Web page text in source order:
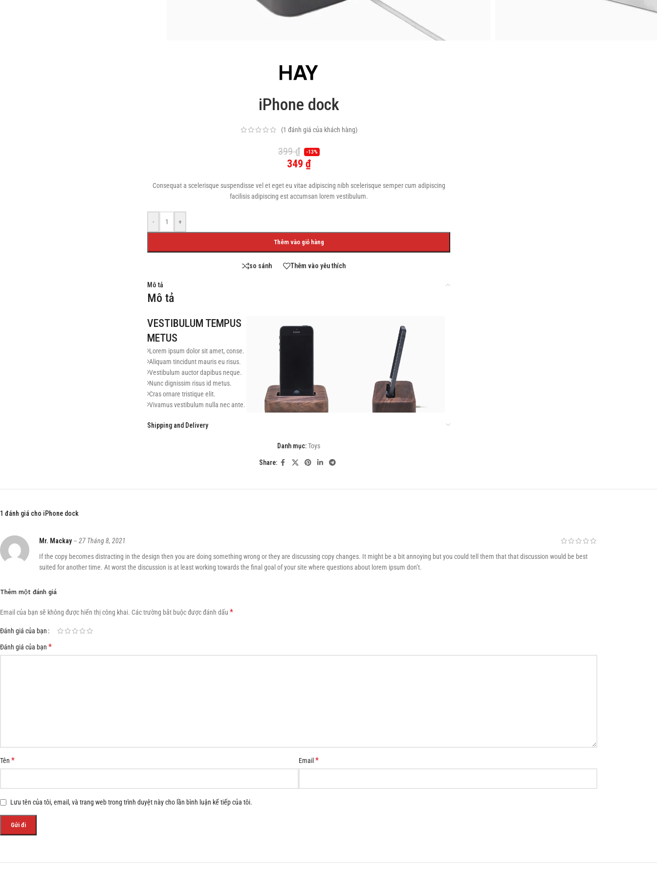
Load more button
iPhone dock
(1 đánh giá của khách hàng)
399₫ -13%
349 ₫
Consequat a scelerisque suspendisse vel et eget eu vitae adipiscing nibh scelerisque semper cum adipiscing
facilisis adipiscing est accumsan lorem vestibulum.
- +
Thêm vào giỏ hàng
so sánh Thêm vào yêu thích
Mô tả
Mô tả
VESTIBULUM TEMPUS
METUS
Lorem ipsum dolor sit amet, conse.
Aliquam tincidunt mauris eu risus.
Vestibulum auctor dapibus neque.
Nunc dignissim risus id metus.
Cras ornare tristique elit.
Vivamus vestibulum nulla nec ante.
Fusce pellentesque suscipit nibh.
torquent ac condi mentum arcu
Shipping and Delivery
Danh mục:Toys
Share:
1 đánh giá cho iPhone dock
Mr. Mackay – 27 Tháng 8, 2021
If the copy becomes distracting in the design then you are doing something wrong or they are discussing copy changes. It might be a bit annoying but you could tell them that that discussion would be best
suited for another time. At worst the discussion is at least working towards the final goal of your site where questions about lorem ipsum don’t.
Thêm một đánh giá
Email của bạn sẽ không được hiển thị công khai. Các trường bắt buộc được đánh dấu *
Đánh giá của bạn
Đánh giá của bạn *
Tên * Email *
Lưu tên của tôi, email, và trang web trong trình duyệt này cho lần bình luận kế tiếp của tôi.